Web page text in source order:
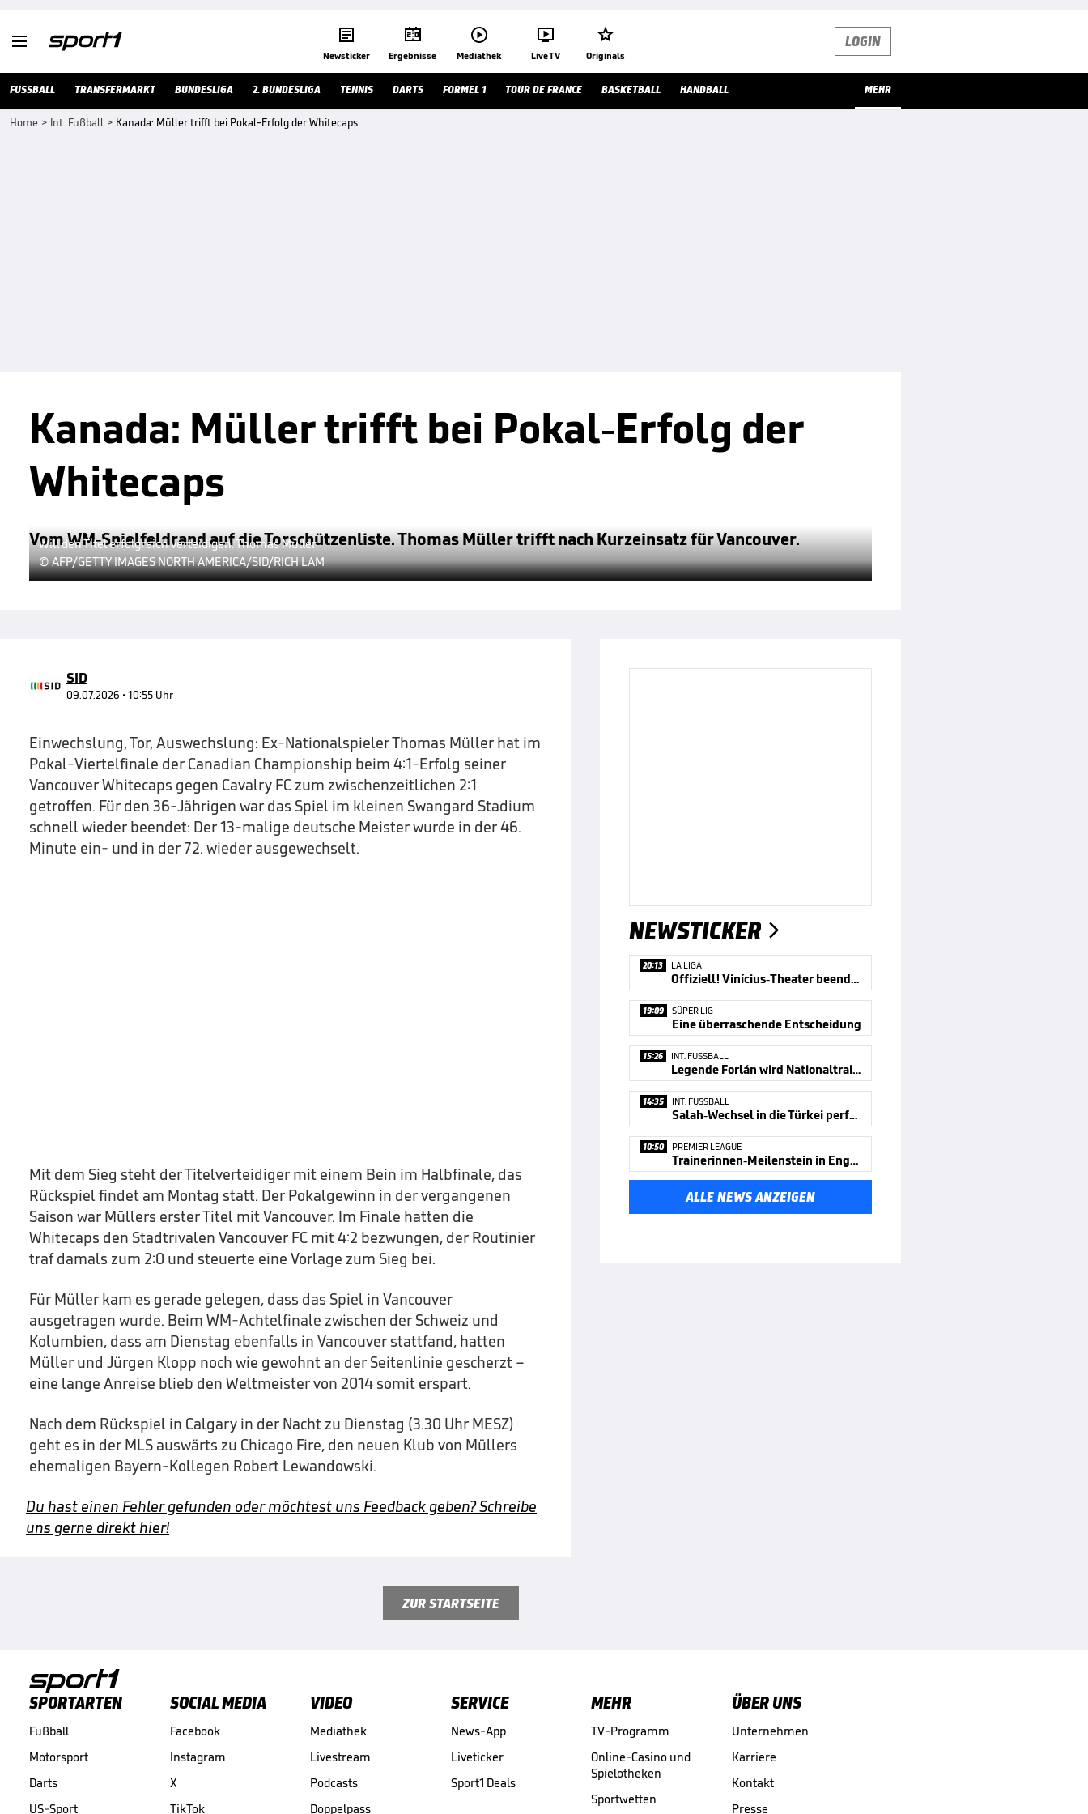
 
Newsticker

Ergebnisse

Mediathek

Live TV

Originals
LOGIN
FUSSBALL TRANSFERMARKT BUNDESLIGA 2. BUNDESLIGA TENNIS DARTS FORMEL 1 TOUR DE FRANCE BASKETBALL HANDBALL MEHR
Home > Int. Fußball > Kanada: Müller trifft bei Pokal-Erfolg der Whitecaps
Kanada: Müller trifft bei Pokal-Erfolg der
Whitecaps
Vom WM-Spielfeldrand auf die Torschützenliste. Thomas Müller trifft nach Kurzeinsatz für Vancouver.
Will den Titel erfolgreich verteidigen: Thomas Müller
© AFP/GETTY IMAGES NORTH AMERICA/SID/RICH LAM
SID
09.07.2026 • 10:55 Uhr
Einwechslung, Tor, Auswechslung: Ex-Nationalspieler Thomas Müller hat im
Pokal-Viertelfinale der Canadian Championship beim 4:1-Erfolg seiner
Vancouver Whitecaps gegen Cavalry FC zum zwischenzeitlichen 2:1
getroffen. Für den 36-Jährigen war das Spiel im kleinen Swangard Stadium
schnell wieder beendet: Der 13-malige deutsche Meister wurde in der 46.
Minute ein- und in der 72. wieder ausgewechselt.
Mit dem Sieg steht der Titelverteidiger mit einem Bein im Halbfinale, das
Rückspiel findet am Montag statt. Der Pokalgewinn in der vergangenen
Saison war Müllers erster Titel mit Vancouver. Im Finale hatten die
Whitecaps den Stadtrivalen Vancouver FC mit 4:2 bezwungen, der Routinier
traf damals zum 2:0 und steuerte eine Vorlage zum Sieg bei.
Für Müller kam es gerade gelegen, dass das Spiel in Vancouver
ausgetragen wurde. Beim WM-Achtelfinale zwischen der Schweiz und
Kolumbien, dass am Dienstag ebenfalls in Vancouver stattfand, hatten
Müller und Jürgen Klopp noch wie gewohnt an der Seitenlinie gescherzt –
eine lange Anreise blieb den Weltmeister von 2014 somit erspart.
Nach dem Rückspiel in Calgary in der Nacht zu Dienstag (3.30 Uhr MESZ)
geht es in der MLS auswärts zu Chicago Fire, den neuen Klub von Müllers
ehemaligen Bayern-Kollegen Robert Lewandowski.
Du hast einen Fehler gefunden oder möchtest uns Feedback geben? Schreibe
uns gerne direkt hier!
NEWSTICKER 
20:13 LA LIGA
Offiziell! Vinícius-Theater beendet
19:09 SÜPER LIG
Eine überraschende Entscheidung
15:26 INT. FUSSBALL
Legende Forlán wird Nationaltrainer
14:35 INT. FUSSBALL
Salah-Wechsel in die Türkei perfekt!
10:50 PREMIER LEAGUE
Trainerinnen-Meilenstein in England
ALLE NEWS ANZEIGEN
ZUR STARTSEITE
SPORTARTEN
Fußball
Motorsport
Darts
US-Sport
SOCIAL MEDIA
Facebook
Instagram
X
TikTok
VIDEO
Mediathek
Livestream
Podcasts
Doppelpass
SERVICE
News-App
Liveticker
Sport1 Deals
MEHR
TV-Programm
Online-Casino und
Spielotheken
Sportwetten
ÜBER UNS
Unternehmen
Karriere
Kontakt
Presse